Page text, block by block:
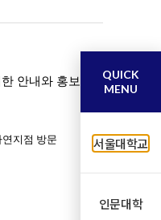
안내와 홍보
지점 방문
QUICK
MENU
서울대학교
인문대학